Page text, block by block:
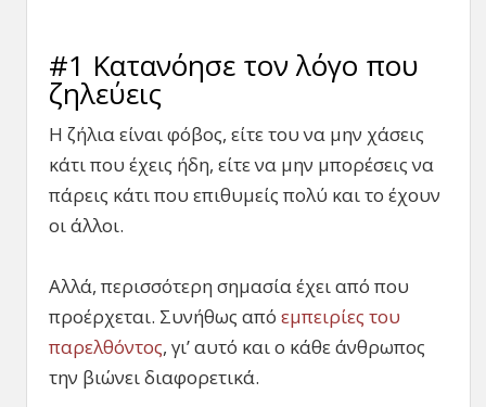
#1 Κατανόησε τον λόγο που
ζηλεύεις
Η ζήλια είναι φόβος, είτε του να μην χάσεις
κάτι που έχεις ήδη, είτε να μην μπορέσεις να
πάρεις κάτι που επιθυμείς πολύ και το έχουν
οι άλλοι.
Αλλά, περισσότερη σημασία έχει από που
προέρχεται. Συνήθως από εμπειρίες του
παρελθόντος, γι’ αυτό και ο κάθε άνθρωπος
την βιώνει διαφορετικά.